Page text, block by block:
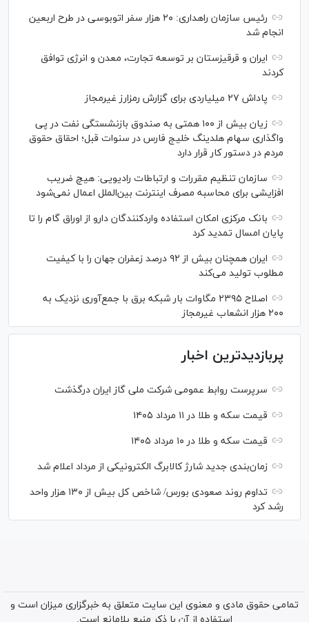
رئیس سازمان راهداری: ۲۰ هزار سفر اتوبوسی در طرح اربعین
انجام شد
ایران و قرقیزستان بر توسعه تجارت، معدن و انرژی توافق
کردند
پاداش ۲۷ میلیاردی برای گزارش رمزارز غیرمجاز
زیان بیش از ۱۰۰ همتی به صندوق بازنشستگی نفت در پی
واگذاری سهام هلدینگ خلیج فارس در سنوات قبل؛ احقاق حقوق
مردم در دستور کار قرار دارد
سازمان تنظیم مقررات و ارتباطات رادیویی: هیچ ضریب
افزایشی برای محاسبه مصرف اینترنت بین‌الملل اعمال نمی‌شود
بانک مرکزی امکان استفاده واردکنندگان دارو از اوراق گام را تا
پایان امسال تمدید کرد
ایران همچنان بیش از ۹۲ درصد زعفران جهان را با کیفیت
مطلوب تولید می‌کند
اصلاح ۲۳۹۵ مگاوات بار شبکه برق با جمع‌آوری نزدیک به
۲۰۰ هزار انشعاب غیرمجاز
پربازدیدترین اخبار
سرپرست روابط عمومی شرکت ملی گاز ایران درگذشت
قیمت سکه و طلا در ۱۱ مرداد ۱۴۰۵
قیمت سکه و طلا در ۱۰ مرداد ۱۴۰۵
زمان‌بندی جدید شارژ کالابرگ الکترونیکی از مرداد اعلام شد
تداوم روند صعودی بورس/ شاخص کل بیش از ۱۳۰ هزار واحد
رشد کرد
تمامی حقوق مادی و معنوی این سایت متعلق به خبرگزاری میزان است و
استفاده از آن با ذکر منبع بلامانع است.